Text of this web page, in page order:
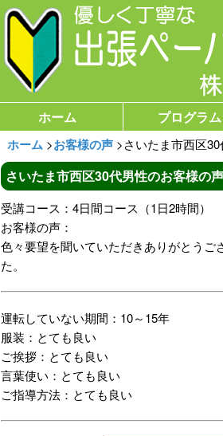
ホーム プログラム
ホーム >お客様の声 >さいたま市西区
さいたま市西区30代男性のお客様の
受講コース：4日間コース（1日2時間）
お客様の声：
色々要望を聞いていただきありがとう
た。
運転していない期間：10～15年
服装：とても良い
ご挨拶：とても良い
言葉使い：とても良い
ご指導方法：とても良い